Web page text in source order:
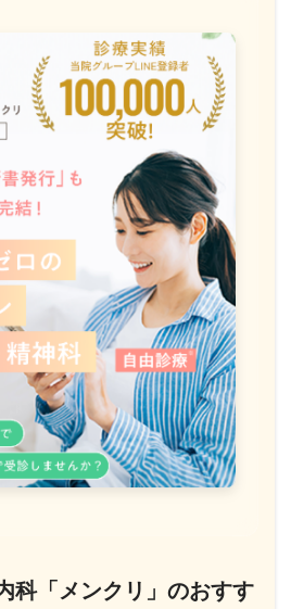
科「メンクリ」のおすす